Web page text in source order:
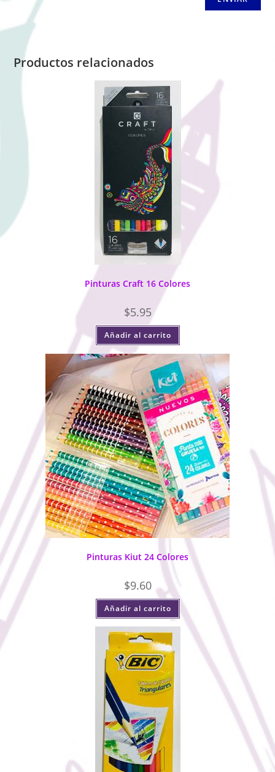
Productos relacionados
Pinturas Craft 16 Colores
$5.95
Añadir al carrito
Pinturas Kiut 24 Colores
$9.60
Añadir al carrito